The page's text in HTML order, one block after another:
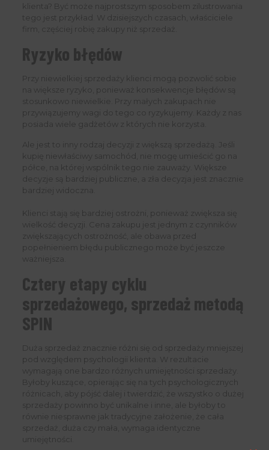
klienta? Być może najprostszym sposobem zilustrowania
tego jest przykład. W dzisiejszych czasach, właściciele
firm, częściej robię zakupy niż sprzedaż.
Ryzyko błędów
Przy niewielkiej sprzedaży klienci mogą pozwolić sobie
na większe ryzyko, ponieważ konsekwencje błędów są
stosunkowo niewielkie. Przy małych zakupach nie
przywiązujemy wagi do tego co ryzykujemy. Każdy z nas
posiada wiele gadżetów z których nie korzysta.
Ale jest to inny rodzaj decyzji z większą sprzedażą. Jeśli
kupię niewłaściwy samochód, nie mogę umieścić go na
półce, na której wspólnik tego nie zauważy. Większe
decyzje są bardziej publiczne, a zła decyzja jest znacznie
bardziej widoczna.
Klienci stają się bardziej ostrożni, ponieważ zwiększa się
wielkość decyzji. Cena zakupu jest jednym z czynników
zwiększających ostrożność, ale obawa przed
popełnieniem błędu publicznego może być jeszcze
ważniejsza.
Cztery etapy cyklu
sprzedażowego, sprzedaż metodą
SPIN
Duża sprzedaż znacznie różni się od sprzedaży mniejszej
pod względem psychologii klienta. W rezultacie
wymagają one bardzo różnych umiejętności sprzedaży.
Byłoby kuszące, opierając się na tych psychologicznych
różnicach, aby pójść dalej i twierdzić, że wszystko o dużej
sprzedaży powinno być unikalne i inne, ale byłoby to
równie niesprawne jak tradycyjne założenie, że cała
sprzedaż, duża czy mała, wymaga identyczne
umiejętności.